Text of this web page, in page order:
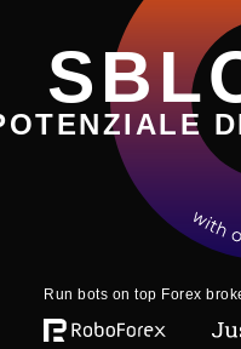
Run bots on top Forex